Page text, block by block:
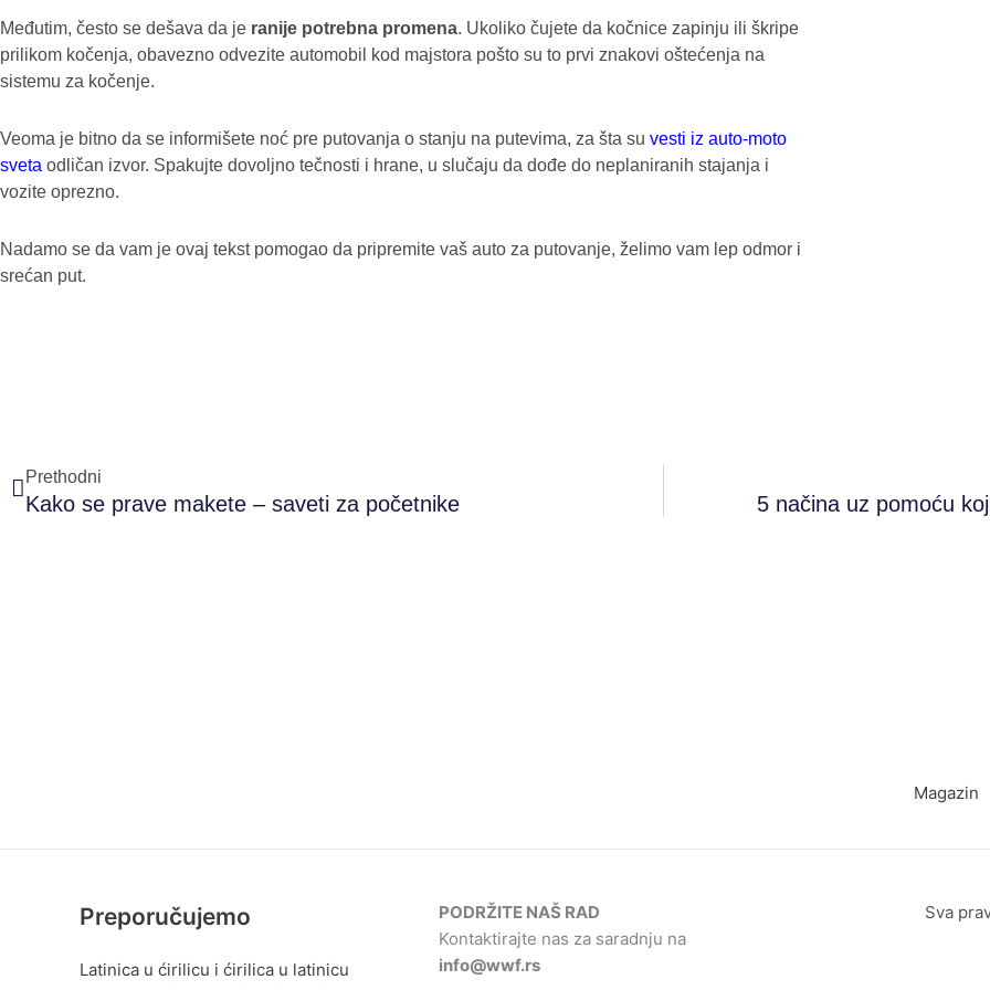
Međutim, često se dešava da je ranije potrebna promena. Ukoliko čujete da kočnice zapinju ili škripe
prilikom kočenja, obavezno odvezite automobil kod majstora pošto su to prvi znakovi oštećenja na
sistemu za kočenje.
Veoma je bitno da se informišete noć pre putovanja o stanju na putevima, za šta su vesti iz auto-moto
sveta odličan izvor. Spakujte dovoljno tečnosti i hrane, u slučaju da dođe do neplaniranih stajanja i
vozite oprezno.
Nadamo se da vam je ovaj tekst pomogao da pripremite vaš auto za putovanje, želimo vam lep odmor i
srećan put.
Prethodni
Kako se prave makete – saveti za početnike 5 načina uz pomoću
Magazin
Preporučujemo
Latinica u ćirilicu i ćirilica u latinicu
PODRŽITE NAŠ RAD
Kontaktirajte nas za saradnju na
info@wwf.rs
Sva